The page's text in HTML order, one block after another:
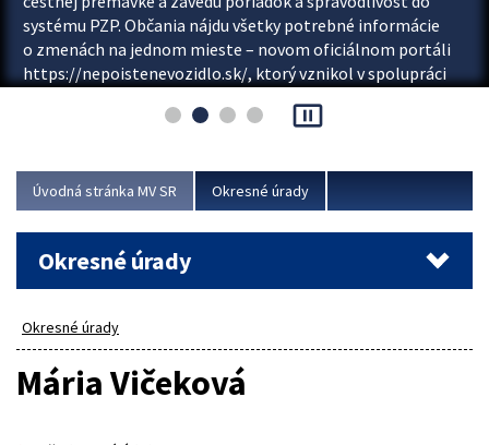
systému PZP. Občania nájdu všetky potrebné informácie
o zmenách na jednom mieste – novom oficiálnom portáli
https://nepoistenevozidlo.sk/, ktorý vznikol v spolupráci
asociácie poisťovní (SLASPO) a Ministerstva vnútra SR.
Viac
pause_presentation
Úvodná stránka MV SR Okresné úrady
Okresné úrady
Okresné úrady
Mária Vičeková